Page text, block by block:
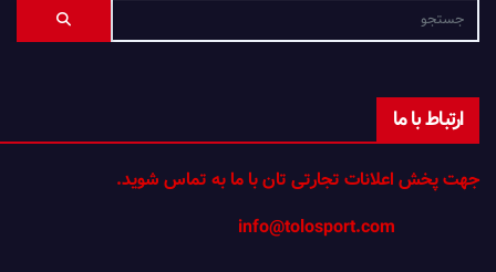
ارتباط با ما
جهت پخش اعلانات تجارتی تان با ما به تماس شوید.